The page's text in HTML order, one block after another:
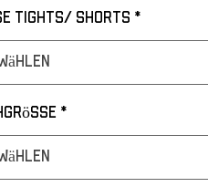
Tights/ Shorts *
*